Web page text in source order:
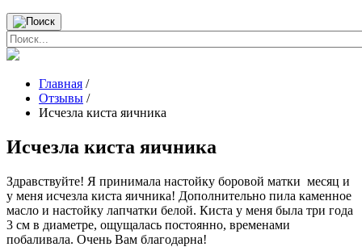
Главная /
Отзывы /
Исчезла киста яичника
Исчезла киста яичника
Здравствуйте! Я принимала настойку боровой матки месяц и
у меня исчезла киста яичника! Дополнительно пила каменное
масло и настойку лапчатки белой. Киста у меня была три года
3 см в диаметре, ощущалась постоянно, временами
побаливала. Очень Вам благодарна!